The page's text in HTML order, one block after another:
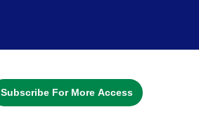
Subscribe For More Access